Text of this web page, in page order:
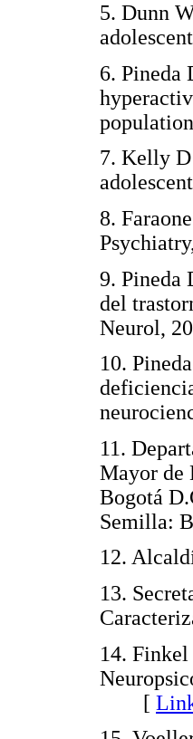
5. Dunn
6. Pineda
7. Kelly D
8.
9. Pineda
del
Neurol,
10.
11.
Mayor de
Bogotá
12.
13.
14.
[